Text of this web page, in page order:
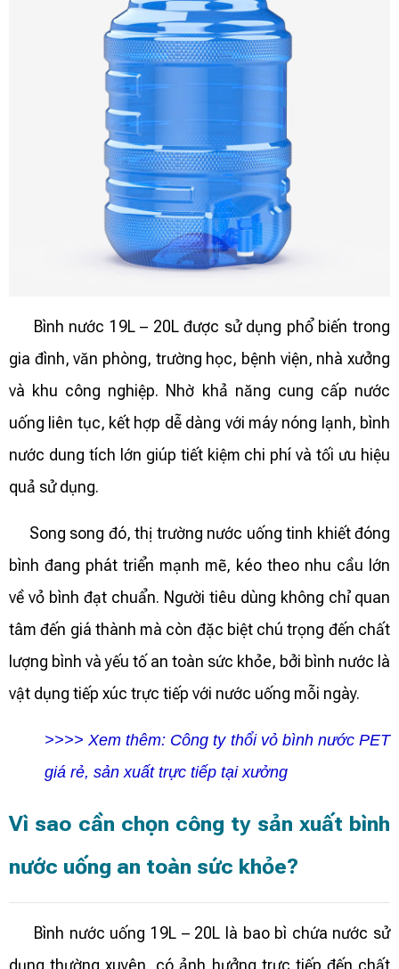
Bình nước 19L – 20L được sử dụng phổ biến trong
gia đình, văn phòng, trường học, bệnh viện, nhà xưởng
và khu công nghiệp. Nhờ khả năng cung cấp nước
uống liên tục, kết hợp dễ dàng với máy nóng lạnh, bình
nước dung tích lớn giúp tiết kiệm chi phí và tối ưu hiệu
quả sử dụng.
Song song đó, thị trường nước uống tinh khiết đóng
bình đang phát triển mạnh mẽ, kéo theo nhu cầu lớn
về vỏ bình đạt chuẩn. Người tiêu dùng không chỉ quan
tâm đến giá thành mà còn đặc biệt chú trọng đến chất
lượng bình và yếu tố an toàn sức khỏe, bởi bình nước là
vật dụng tiếp xúc trực tiếp với nước uống mỗi ngày.
>>>> Xem thêm: Công ty thổi vỏ bình nước PET
giá rẻ, sản xuất trực tiếp tại xưởng
Vì sao cần chọn công ty sản xuất bình
nước uống an toàn sức khỏe?
Bình nước uống 19L – 20L là bao bì chứa nước sử
dụng thường xuyên, có ảnh hưởng trực tiếp đến chất